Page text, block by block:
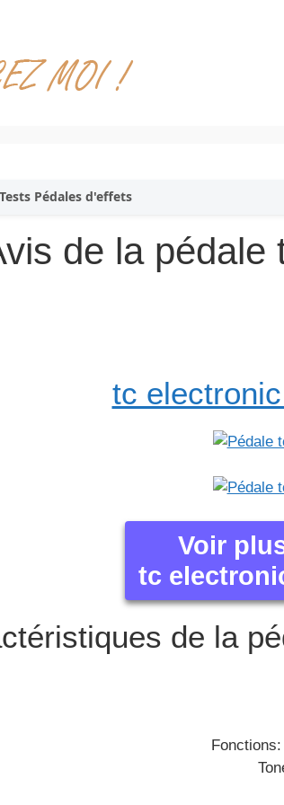
Tests Pédales d'effets
de la
tc
Voir
tc
de la